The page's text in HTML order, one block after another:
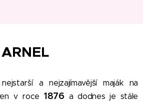
a nejzajímavější maják na
v roce 1876 a dodnes je stále